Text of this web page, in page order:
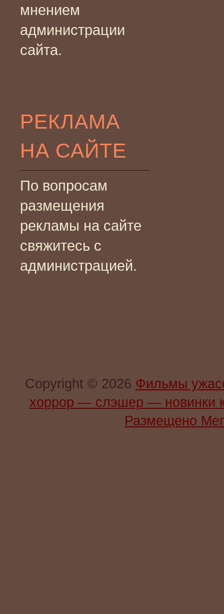
мнением
администрации
сайта.
РЕКЛАМА
НА САЙТЕ
По вопросам
размещения
рекламы на сайте
свяжитесь с
администрацией.
Copyright © 2026 Фильмы
хоррор — слэшер —
Размещено